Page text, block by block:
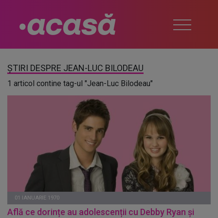
ȘTIRI DESPRE JEAN-LUC BILODEAU
1 articol contine tag-ul "Jean-Luc Bilodeau"
01 IANUARIE 1970
Află ce dorințe au adolescenții cu Debby Ryan și